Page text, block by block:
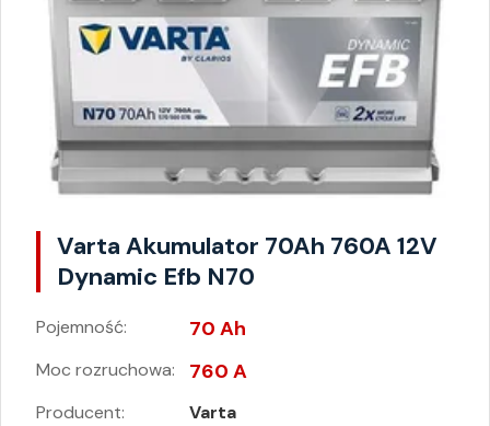
Varta Akumulator 70Ah 760A 12V
Dynamic Efb N70
Pojemność: 70 Ah
Moc rozruchowa: 760 A
Producent: Varta